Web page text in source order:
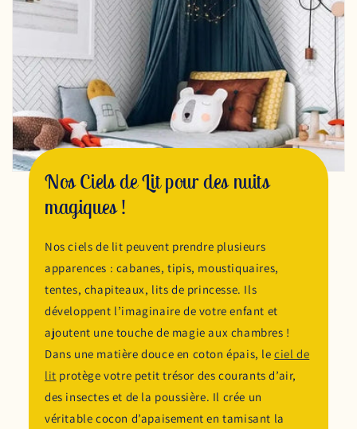
Nos Ciels de Lit pour des nuits
magiques !
Nos ciels de lit peuvent prendre plusieurs
apparences : cabanes, tipis, moustiquaires,
tentes, chapiteaux, lits de princesse. Ils
développent l’imaginaire de votre enfant et
ajoutent une touche de magie aux chambres !
Dans une matière douce en coton épais, leciel de
lit protège votre petit trésor des courants d’air,
des insectes et de la poussière. Il crée un
véritable cocon d’apaisement en tamisant la